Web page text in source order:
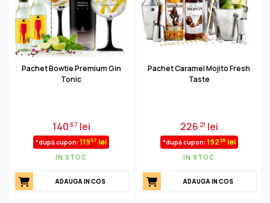
Pachet Bowtie Premium Gin
Tonic
14067 lei
*după cupon: 11957 lei
IN STOC
ADAUGA IN COS
Pachet Caramel Mojito Fresh
Taste
226 21 lei
*după cupon: 19228 lei
IN STOC
ADAUGA IN COS